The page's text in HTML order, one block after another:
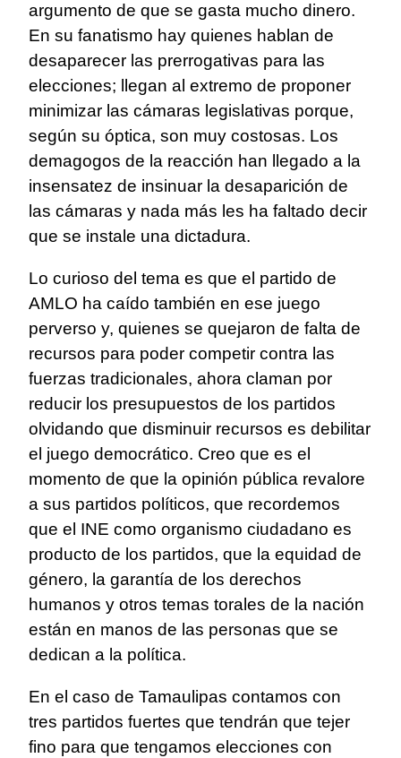
argumento de que se gasta mucho dinero.
En su fanatismo hay quienes hablan de
desaparecer las prerrogativas para las
elecciones; llegan al extremo de proponer
minimizar las cámaras legislativas porque,
según su óptica, son muy costosas. Los
demagogos de la reacción han llegado a la
insensatez de insinuar la desaparición de
las cámaras y nada más les ha faltado decir
que se instale una dictadura.
Lo curioso del tema es que el partido de
AMLO ha caído también en ese juego
perverso y, quienes se quejaron de falta de
recursos para poder competir contra las
fuerzas tradicionales, ahora claman por
reducir los presupuestos de los partidos
olvidando que disminuir recursos es debilitar
el juego democrático. Creo que es el
momento de que la opinión pública revalore
a sus partidos políticos, que recordemos
que el INE como organismo ciudadano es
producto de los partidos, que la equidad de
género, la garantía de los derechos
humanos y otros temas torales de la nación
están en manos de las personas que se
dedican a la política.
En el caso de Tamaulipas contamos con
tres partidos fuertes que tendrán que tejer
fino para que tengamos elecciones con